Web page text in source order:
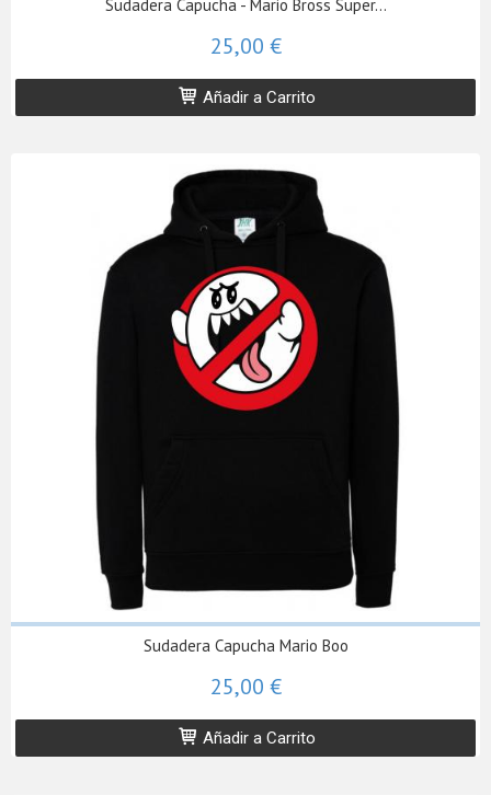
Sudadera Capucha - Mario Bross Super...
25,00 €
Añadir a Carrito
Sudadera Capucha Mario Boo
25,00 €
Añadir a Carrito